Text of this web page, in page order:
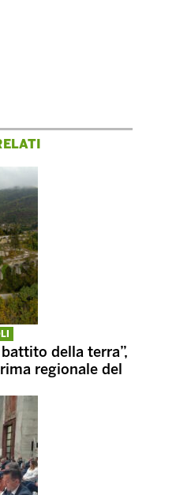
della terra”,
regionale del